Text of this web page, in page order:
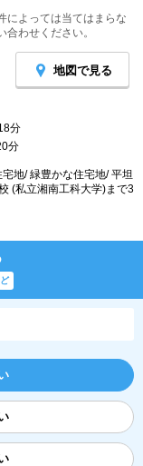
によっては当てはまらな
わせください。
地図で見る
分
分
地/ 緑豊かな住宅地/ 平坦
(私立湘南工科大学)まで3